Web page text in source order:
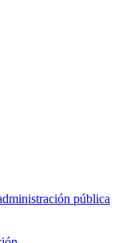
pública